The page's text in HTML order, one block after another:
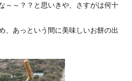
～～？？と思いきや、さすがは何十
、あっという間に美味しいお餅の出